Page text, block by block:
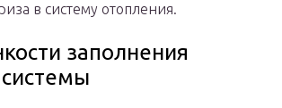
в систему отопления.
заполнения